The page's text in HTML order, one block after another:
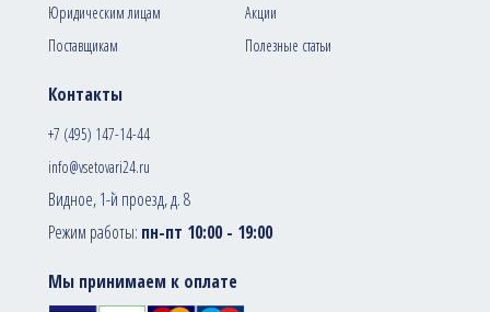
Контакты
+7 (495) 147-14-44
info@vsetovari24.ru
Видное, 1-й проезд, д. 8
Режим работы: пн-пт 10:00 - 19:00
Юридическим лицам
Поставщикам
Акции
Полезные статьи
Мы принимаем к оплате